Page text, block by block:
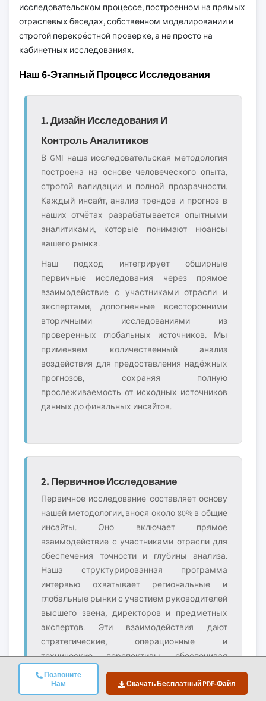
Позвоните
Нам
Скачать Бесплатный PDF-Файл
исследовательском процессе, построенном на прямых
отраслевых беседах, собственном моделировании и
строгой перекрёстной проверке, а не просто на
кабинетных исследованиях.
Наш 6-Этапный Процесс Исследования
1. Дизайн Исследования И
Контроль Аналитиков
В GMI наша исследовательская методология
построена на основе человеческого опыта,
строгой валидации и полной прозрачности.
Каждый инсайт, анализ трендов и прогноз в
наших отчётах разрабатывается опытными
аналитиками, которые понимают нюансы
вашего рынка.
Наш подход интегрирует обширные
первичные исследования через прямое
взаимодействие с участниками отрасли и
экспертами, дополненные всесторонними
вторичными исследованиями из
проверенных глобальных источников. Мы
применяем количественный анализ
воздействия для предоставления надёжных
прогнозов, сохраняя полную
прослеживаемость от исходных источников
данных до финальных инсайтов.
2. Первичное Исследование
Первичное исследование составляет основу
нашей методологии, внося около 80% в общие
инсайты. Оно включает прямое
взаимодействие с участниками отрасли для
обеспечения точности и глубины анализа.
Наша структурированная программа
интервью охватывает региональные и
глобальные рынки с участием руководителей
высшего звена, директоров и предметных
экспертов. Эти взаимодействия дают
стратегические, операционные и
технические перспективы, обеспечивая
всесторонние инсайты и надёжные
рыночные прогнозы.